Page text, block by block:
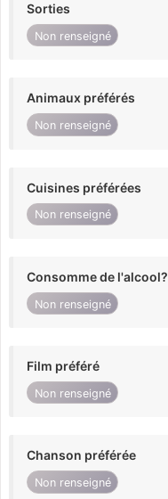
Sorties
Non renseigné
Animaux préférés
Non renseigné
Cuisines préférées
Non renseigné
Consomme de l'alcool?
Non renseigné
Film préféré
Non renseigné
Chanson préférée
Non renseigné